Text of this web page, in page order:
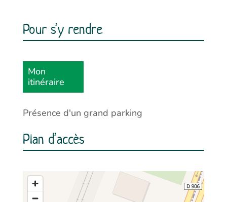
Pour s’y rendre
Mon
itinéraire
Présence d'un grand parking
Plan d’accès